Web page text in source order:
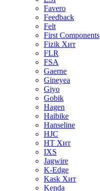
Favero
Feedback
Felt
First Components
Fizik Хит
FLR
FSA
Gaerne
Gineyea
Giyo
Gobik
Hagen
Haibike
Hanseline
HJC
HT Хит
IXS
Jagwire
K-Edge
Kask Хит
Kenda